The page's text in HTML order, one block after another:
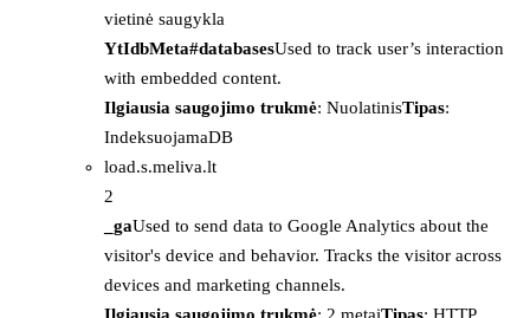
vietinė saugykla
YtIdbMeta#databasesUsed to track user’s interaction
with embedded content.
Ilgiausia saugojimo trukmė: NuolatinisTipas:
IndeksuojamaDB
load.s.meliva.lt
2
_gaUsed to send data to Google Analytics about the
visitor's device and behavior. Tracks the visitor across
devices and marketing channels.
Ilgiausia saugojimo trukmė: 2 metaiTipas: HTTP